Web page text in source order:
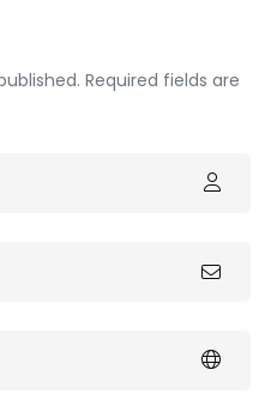
Required fields are